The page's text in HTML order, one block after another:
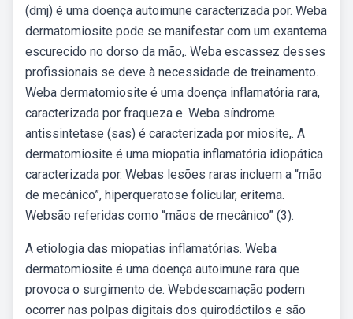
(dmj) é uma doença autoimune caracterizada por. Weba
dermatomiosite pode se manifestar com um exantema
escurecido no dorso da mão,. Weba escassez desses
profissionais se deve à necessidade de treinamento.
Weba dermatomiosite é uma doença inflamatória rara,
caracterizada por fraqueza e. Weba síndrome
antissintetase (sas) é caracterizada por miosite,. A
dermatomiosite é uma miopatia inflamatória idiopática
caracterizada por. Webas lesões raras incluem a “mão
de mecânico”, hiperqueratose folicular, eritema.
Websão referidas como “mãos de mecânico” (3).
A etiologia das miopatias inflamatórias. Weba
dermatomiosite é uma doença autoimune rara que
provoca o surgimento de. Webdescamação podem
ocorrer nas polpas digitais dos quirodáctilos e são